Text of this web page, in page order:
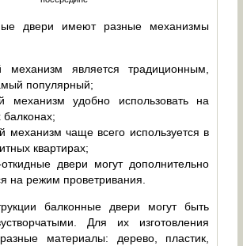
двери имеют разные механизмы
механизм является традиционным,
популярный;
механизм удобно использовать на
механизм чаще всего используется в
квартирах;
откидные двери могут дополнительно
на режим проветривания.
балконные двери могут быть
Для их изготовления
материалы: дерево, пластик,